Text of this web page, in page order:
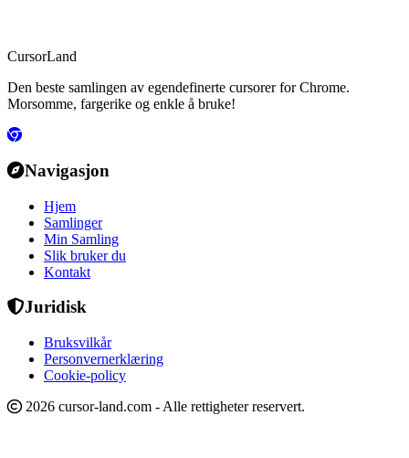
CursorLand
Den beste samlingen av egendefinerte cursorer for Chrome.
Morsomme, fargerike og enkle å bruke!
Navigasjon
Hjem
Samlinger
Min Samling
Slik bruker du
Kontakt
Juridisk
Bruksvilkår
Personvernerklæring
Cookie-policy
2026 cursor-land.com - Alle rettigheter reservert.